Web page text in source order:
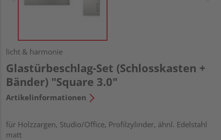
licht & harmonie
Glastürbeschlag-Set (Schlosskasten +
Bänder) "Square 3.0"
Artikelinformationen
für Holzzargen, Studio/Office, Profilzylinder, ähnl. Edelstahl
matt